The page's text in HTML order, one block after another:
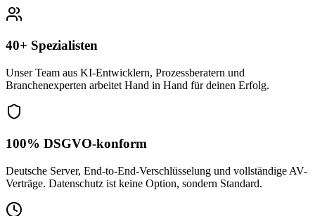
40+ Spezialisten
Unser Team aus KI-Entwicklern, Prozessberatern und
Branchenexperten arbeitet Hand in Hand für deinen Erfolg.
100% DSGVO-konform
Deutsche Server, End-to-End-Verschlüsselung und vollständige AV-
Verträge. Datenschutz ist keine Option, sondern Standard.